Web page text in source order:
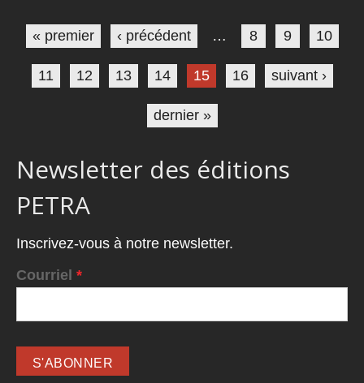
Pages
« premier ‹ précédent … 8 9 10
11 12 13 14 15 16 suivant ›
dernier »
Newsletter des éditions
PETRA
Inscrivez-vous à notre newsletter.
Courriel *